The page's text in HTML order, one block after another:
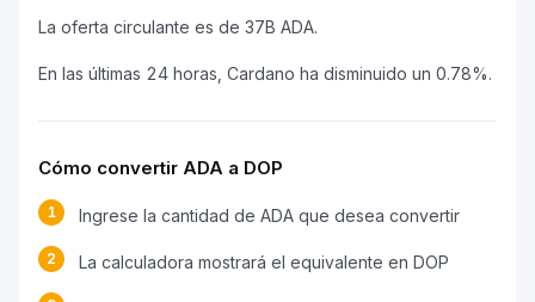
La oferta circulante es de 37B ADA.
En las últimas 24 horas, Cardano ha disminuido un 0.78%.
Cómo convertir ADA a DOP
1 Ingrese la cantidad de ADA que desea convertir
2 La calculadora mostrará el equivalente en DOP